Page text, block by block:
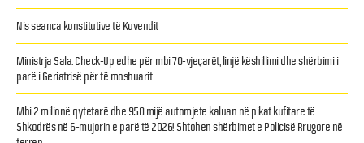
Nis seanca konstitutive të Kuvendit
Ministrja Sala: Check-Up edhe për mbi 70-vjeçarët, linjë këshillimi dhe shërbimi i
parë i Geriatrisë për të moshuarit
Mbi 2 milionë qytetarë dhe 950 mijë automjete kaluan në pikat kufitare të
Shkodrës në 6-mujorin e parë të 2026! Shtohen shërbimet e Policisë Rrugore në